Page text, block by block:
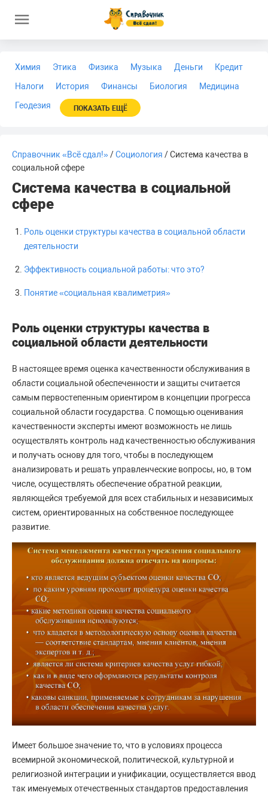
Химия Этика Физика Музыка Деньги
Кредит
Налоги
История Финансы Биология
Медицина
Геодезия
ПОКАЗАТЬ ЕЩЁ
Справочник «Всё сдал!»/Социология / Система качества в
социальной сфере
Система качества в социальной
сфере
Роль оценки структуры качества в социальной области
деятельности
Эффективность социальной работы: что это?
Понятие «социальная квалиметрия»
Роль оценки структуры качества в
социальной области деятельности
В настоящее время оценка качественности обслуживания в
области социальной обеспеченности и защиты считается
самым первостепенным ориентиром в концепции прогресса
социальной области государства. С помощью оценивания
качественности эксперты имеют возможность не лишь
осуществлять контроль над качественностью обслуживания
и получать основу для того, чтобы в последующем
анализировать и решать управленческие вопросы, но, в том
числе, осуществлять обеспечение обратной реакции,
являющейся требуемой для всех стабильных и независимых
систем, ориентированных на собственное последующее
развитие.
Имеет большое значение то, что в условиях процесса
всемирной экономической, политической, культурной и
религиозной интеграции и унификации, осуществляется ввод
так именуемых отечественных стандартов предоставления